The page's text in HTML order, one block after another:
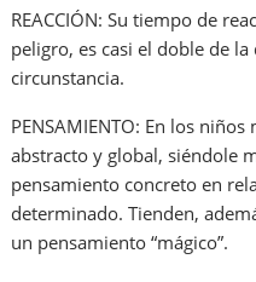
REACCIÓN: Su tiempo de
peligro, es casi el doble de
circunstancia.
PENSAMIENTO: En los
abstracto y global, siéndole
pensamiento concreto en
determinado. Tienden,
un pensamiento “mágico”.